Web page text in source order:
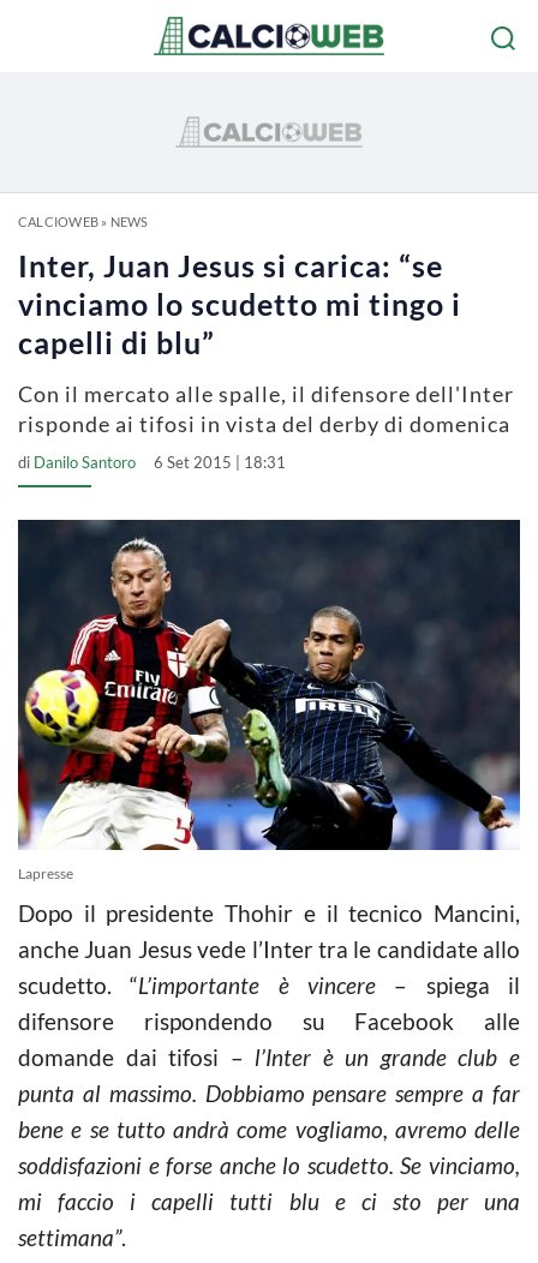
CALCIOWEB» NEWS
Inter, Juan Jesus si carica: “se
vinciamo lo scudetto mi tingo i
capelli di blu”
Con il mercato alle spalle, il difensore dell'Inter
risponde ai tifosi in vista del derby di domenica
di Danilo Santoro 6 Set 2015 | 18:31
Lapresse
Dopo il presidente Thohir e il tecnico Mancini,
anche Juan Jesus vede l’Inter tra le candidate allo
scudetto. “L’importante è vincere – spiega il
difensore rispondendo su Facebook alle
domande dai tifosi – l’Inter è un grande club e
punta al massimo. Dobbiamo pensare sempre a far
bene e se tutto andrà come vogliamo, avremo delle
soddisfazioni e forse anche lo scudetto. Se vinciamo,
mi faccio i capelli tutti blu e ci sto per una
settimana”.